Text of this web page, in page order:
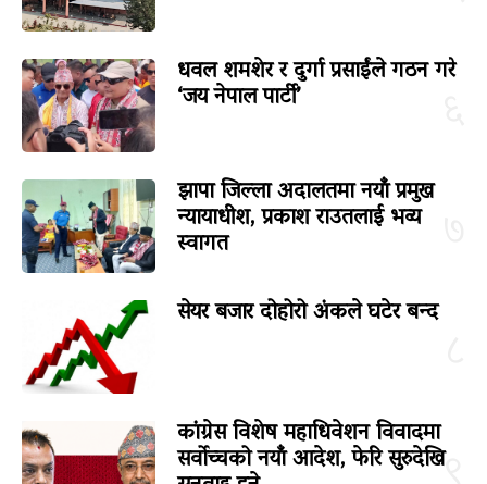
धवल शमशेर र दुर्गा प्रसाईंले गठन गरे
‘जय नेपाल पार्टी’
झापा जिल्ला अदालतमा नयाँ प्रमुख
न्यायाधीश, प्रकाश राउतलाई भव्य
स्वागत
सेयर बजार दोहोरो अंकले घटेर बन्द
कांग्रेस विशेष महाधिवेशन विवादमा
सर्वोच्चको नयाँ आदेश, फेरि सुरुदेखि